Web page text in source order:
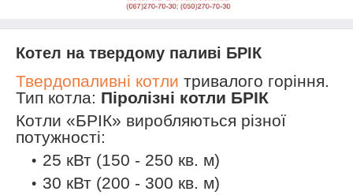
Котел на твердому паливі БРІК
Твердопаливні котли тривалого горіння.
Тип котла: Піролізні котли БРІК
Котли «БРІК» виробляються різної
потужності:
25 кВт (150 - 250 кв. м)
30 кВт (200 - 300 кв. м)